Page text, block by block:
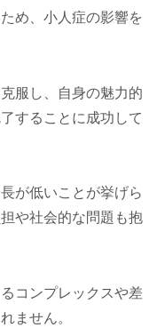
め、小人症の影響を
服し、自身の魅力的
することに成功して
が低いことが挙げら
や社会的な問題も抱
コンプレックスや差
ません。